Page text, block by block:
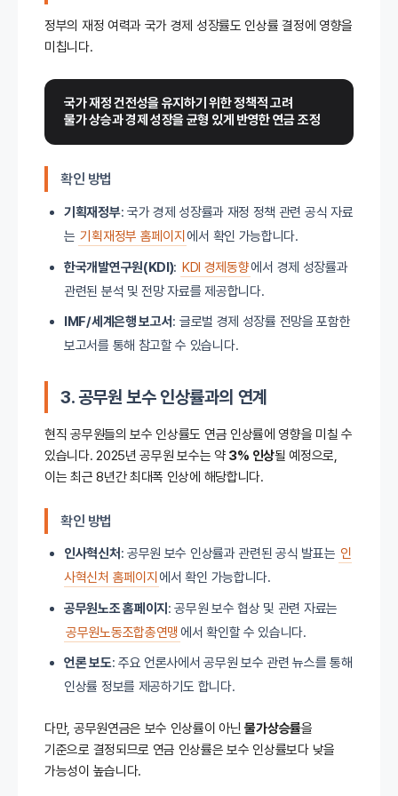
정부의 재정 여력과 국가 경제 성장률도 인상률 결정에 영향을
미칩니다.
국가 재정 건전성을 유지하기 위한 정책적 고려
물가 상승과 경제 성장을 균형 있게 반영한 연금 조정
확인 방법
기획재정부: 국가 경제 성장률과 재정 정책 관련 공식 자료
는 기획재정부 홈페이지 에서 확인 가능합니다.
한국개발연구원(KDI): KDI 경제동향에서 경제 성장률과
관련된 분석 및 전망 자료를 제공합니다.
IMF/세계은행 보고서: 글로벌 경제 성장률 전망을 포함한
보고서를 통해 참고할 수 있습니다.
3. 공무원 보수 인상률과의 연계
현직 공무원들의 보수 인상률도 연금 인상률에 영향을 미칠 수
있습니다. 2025년 공무원 보수는 약 3% 인상될 예정으로,
이는 최근 8년간 최대폭 인상에 해당합니다.
확인 방법
인사혁신처 : 공무원 보수 인상률과 관련된 공식 발표는 인
사혁신처 홈페이지 에서 확인 가능합니다.
공무원노조 홈페이지 : 공무원 보수 협상 및 관련 자료는
공무원노동조합총연맹 에서 확인할 수 있습니다.
언론 보도: 주요 언론사에서 공무원 보수 관련 뉴스를 통해
인상률 정보를 제공하기도 합니다.
다만, 공무원연금은 보수 인상률이 아닌물가상승률을
기준으로 결정되므로 연금 인상률은 보수 인상률보다 낮을
가능성이 높습니다.